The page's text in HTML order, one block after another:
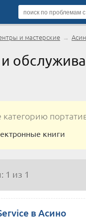
и мастерские →
книги
1 из 1
в Асино